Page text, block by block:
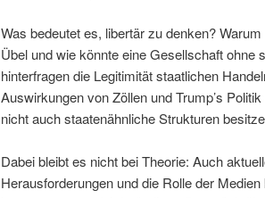
Was bedeutet es, libertär zu denken?
Übel und wie könnte eine Gesellschaft ohne
hinterfragen die Legitimität staatlichen
Auswirkungen von Zöllen und Trump’s
nicht auch staatenähnliche Strukturen
Dabei bleibt es nicht bei Theorie: Auch
Herausforderungen und die Rolle der